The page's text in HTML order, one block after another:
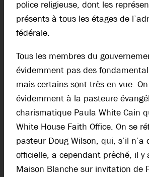
police religieuse, dont les
présents à tous les étages de
fédérale.
Tous les membres du
évidemment pas des
mais certains sont très en vue.
évidemment à la pasteure
charismatique Paula White Cain
White House Faith Office. On se
pasteur Doug Wilson, qui, s’il n’a
officielle, a cependant prêché, il y
Maison Blanche sur invitation de